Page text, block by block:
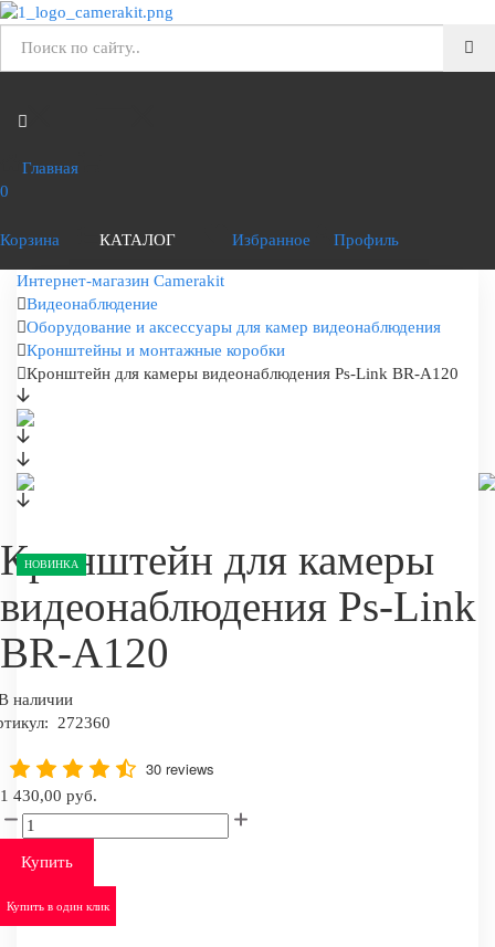
Главная
0
Корзина КАТАЛОГ Избранное Профиль
Интернет-магазин Camerakit
Видеонаблюдение
Оборудование и аксессуары для камер видеонаблюдения
Кронштейны и монтажные коробки
Кронштейн для камеры видеонаблюдения Ps-Link BR-A120
НОВИНКА
Кронштейн для камеры
видеонаблюдения Ps-Link
BR-A120
наличии
272360
30 reviews
1 430,00 руб.
Купить
Купить в один клик